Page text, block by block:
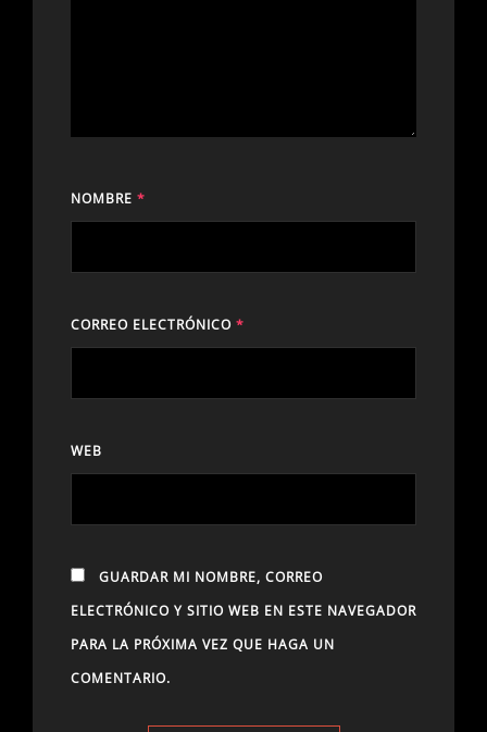
NOMBRE *
CORREO ELECTRÓNICO *
WEB
GUARDAR MI NOMBRE, CORREO
ELECTRÓNICO Y SITIO WEB EN ESTE NAVEGADOR
PARA LA PRÓXIMA VEZ QUE HAGA UN
COMENTARIO.